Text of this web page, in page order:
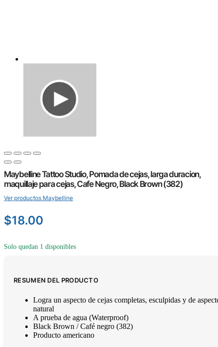
Maybelline Tattoo Studio, Pomada de cejas, larga duracion,
maquillaje para cejas, Cafe Negro, Black Brown (382)
Ver productos Maybelline
$18.00
Solo quedan 1 disponibles
RESUMEN DEL PRODUCTO
Logra un aspecto de cejas completas, esculpidas y de
natural
A prueba de agua (Waterproof)
Black Brown / Café negro (382)
Producto americano